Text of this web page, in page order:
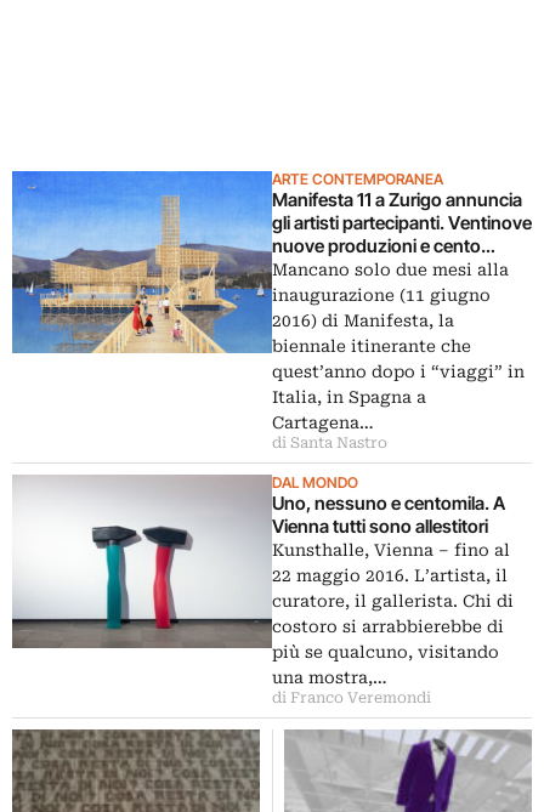
ARTE CONTEMPORANEA
Manifesta 11 a Zurigo annuncia
gli artisti partecipanti. Ventinove
nuove produzioni e cento
protagonisti della mostra
“storica” co-curata da
Christian Jankowski e
Francesca Gavin. Tutti i nomi
Mancano solo due mesi alla
inaugurazione (11 giugno
2016) di Manifesta, la
biennale itinerante che
quest’anno dopo i “viaggi” in
Italia, in Spagna a
Cartagena…
di Santa Nastro
DAL MONDO
Uno, nessuno e centomila. A
Vienna tutti sono allestitori
Kunsthalle, Vienna – fino al
22 maggio 2016. L’artista, il
curatore, il gallerista. Chi di
costoro si arrabbierebbe di
più se qualcuno, visitando
una mostra,…
di Franco Veremondi